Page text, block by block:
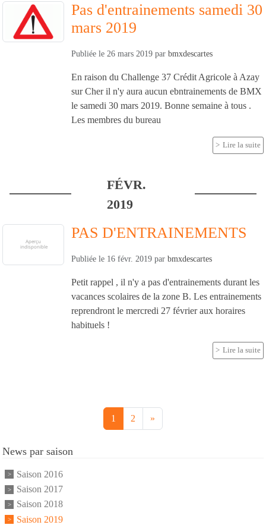
Pas d'entrainements samedi 30
mars 2019
Publiée le 26 mars 2019 par bmxdescartes
En raison du Challenge 37 Crédit Agricole à Azay
sur Cher il n'y aura aucun ebntrainements de BMX
le samedi 30 mars 2019. Bonne semaine à tous .
Les membres du bureau
Lire la suite
FÉVR.
2019
PAS D'ENTRAINEMENTS
Publiée le 16 févr. 2019 par bmxdescartes
Petit rappel , il n'y a pas d'entrainements durant les
vacances scolaires de la zone B. Les entrainements
reprendront le mercredi 27 février aux horaires
habituels !
Lire la suite
1 2 »
News par saison
Saison 2016
Saison 2017
Saison 2018
Saison 2019